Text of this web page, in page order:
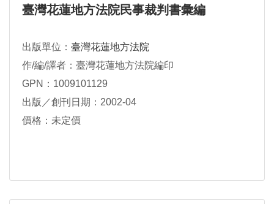
臺灣花蓮地方法院民事裁判書彙編
出版單位： 臺灣花蓮地方法院
作/編/譯者：臺灣花蓮地方法院編印
GPN：1009101129
出版／創刊日期：2002-04
價格：未定價